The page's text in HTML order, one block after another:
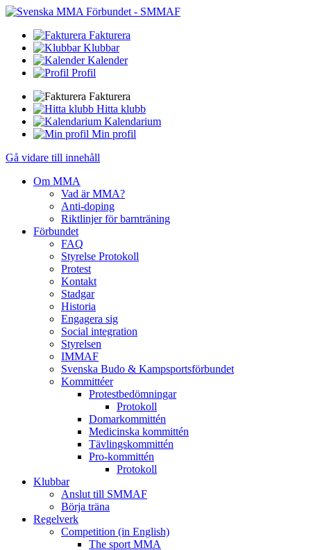
Fakturera
Klubbar
Kalender
Profil
Fakturera
Hitta klubb
Kalendarium
Min profil
Gå vidare till innehåll
Om MMA
Vad är MMA?
Anti-doping
Riktlinjer för barnträning
Förbundet
FAQ
Styrelse Protokoll
Protest
Kontakt
Stadgar
Historia
Engagera sig
Social integration
Styrelsen
IMMAF
Svenska Budo & Kampsportsförbundet
Kommittéer
Protestbedömningar
Protokoll
Domarkommittén
Medicinska kommittén
Tävlingskommittén
Pro-kommittén
Protokoll
Klubbar
Anslut till SMMAF
Börja träna
Regelverk
Competition (in English)
The sport MMA